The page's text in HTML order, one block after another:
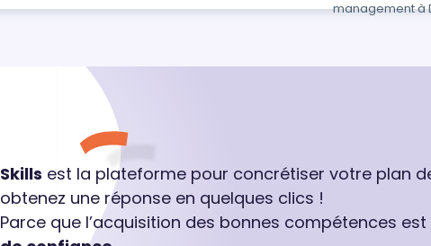
management à
Skills est la plateforme pour concrétiser votre plan
obtenez une réponse en quelques clics !
Parce que l’acquisition des bonnes compétences est